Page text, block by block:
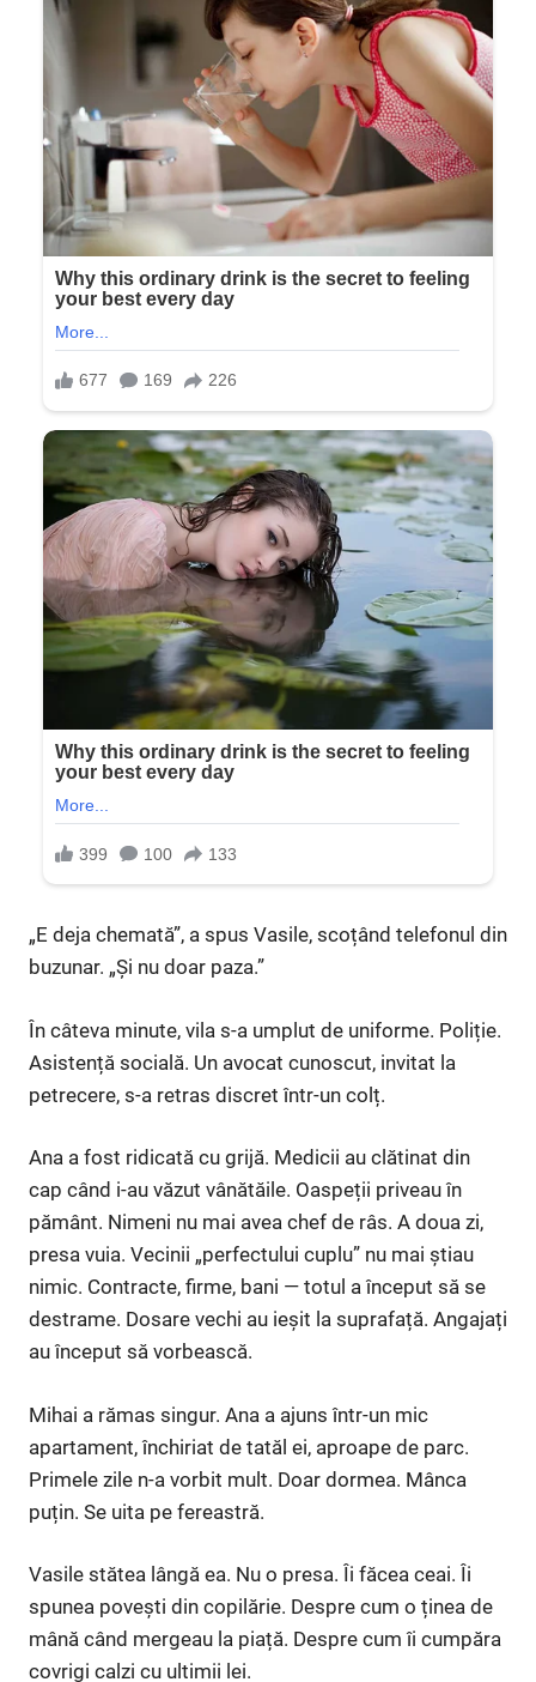
„E deja chemată”, a spus Vasile, scoțând telefonul din
buzunar. „Și nu doar paza.”
În câteva minute, vila s-a umplut de uniforme. Poliție.
Asistență socială. Un avocat cunoscut, invitat la
petrecere, s-a retras discret într-un colț.
Ana a fost ridicată cu grijă. Medicii au clătinat din
cap când i-au văzut vânătăile. Oaspeții priveau în
pământ. Nimeni nu mai avea chef de râs. A doua zi,
presa vuia. Vecinii „perfectului cuplu” nu mai știau
nimic. Contracte, firme, bani — totul a început să se
destrame. Dosare vechi au ieșit la suprafață. Angajați
au început să vorbească.
Mihai a rămas singur. Ana a ajuns într-un mic
apartament, închiriat de tatăl ei, aproape de parc.
Primele zile n-a vorbit mult. Doar dormea. Mânca
puțin. Se uita pe fereastră.
Vasile stătea lângă ea. Nu o presa. Îi făcea ceai. Îi
spunea povești din copilărie. Despre cum o ținea de
mână când mergeau la piață. Despre cum îi cumpăra
covrigi calzi cu ultimii lei.